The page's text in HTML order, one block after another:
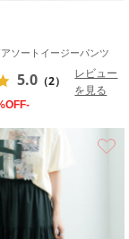
アソートイージーパンツ
5.0 （2）
レビュー
を見る